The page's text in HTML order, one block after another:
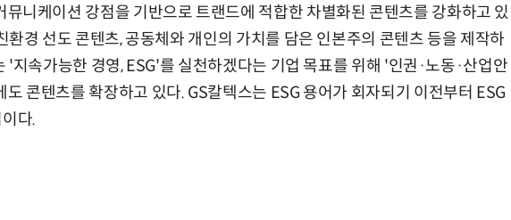
뮤니케이션 강점을 기반으로 트랜드에 적합한 차별화된 콘텐츠를 강화하고 있
환경 선도 콘텐츠, 공동체와 개인의 가치를 담은 인본주의 콘텐츠 등을 제작하
'지속가능한 경영, ESG'를 실천하겠다는 기업 목표를 위해 '인권·노동·산업안
콘텐츠를 확장하고 있다. GS칼텍스는 ESG 용어가 회자되기 이전부터 ESG
다.